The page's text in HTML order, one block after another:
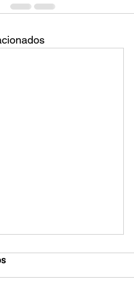
tamanho da tela do